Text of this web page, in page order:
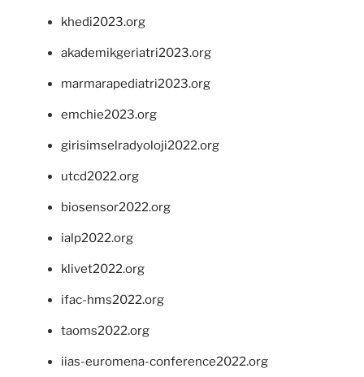
khedi2023.org
akademikgeriatri2023.org
marmarapediatri2023.org
emchie2023.org
girisimselradyoloji2022.org
utcd2022.org
biosensor2022.org
ialp2022.org
klivet2022.org
ifac-hms2022.org
taoms2022.org
iias-euromena-conference2022.org